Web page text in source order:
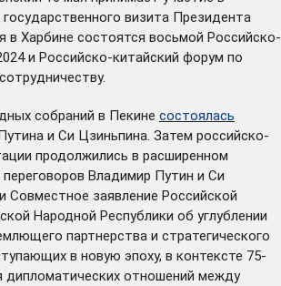
визита Президента
в Харбине состоятся восьмой Российско-
и Российско-китайский форум по
собраний в Пекине состоялась
и Си Цзиньпина. Затем российско-
продолжились в расширенном
Владимир Путин и Си
Совместное заявление Российской
Народной Республики об углублении
партнерства и стратегического
в новую эпоху, в контексте 75-
дипломатических отношений между